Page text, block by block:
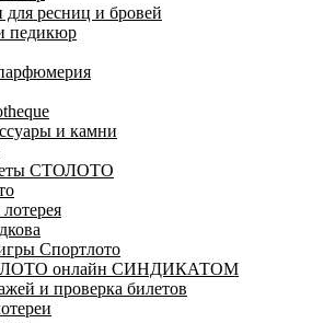
ресниц и бровей
педикюр
и камни
СТОЛОТО
Спортлото
онлайн СИНДИКАТОМ
и проверка билетов